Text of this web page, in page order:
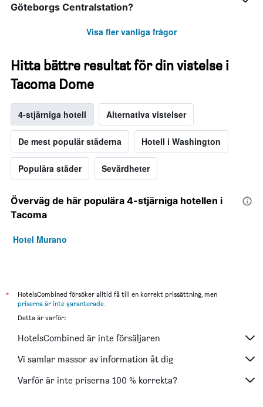
Göteborgs Centralstation?
Visa fler vanliga frågor
Hitta bättre resultat för din vistelse i
Tacoma Dome
4-stjärniga hotell Alternativa vistelser
De mest populär städerna Hotell i Washington
Populära städer Sevärdheter
Överväg de här populära 4-stjärniga hotellen i
Tacoma
Hotel Murano
*
HotelsCombined försöker alltid få till en korrekt prissättning, men
priserna är inte garanterade.
Detta är varför:
HotelsCombined är inte försäljaren
Vi samlar massor av information åt dig
Varför är inte priserna 100 % korrekta?